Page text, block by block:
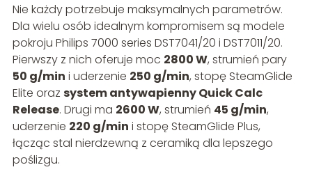
Nie każdy potrzebuje maksymalnych parametrów.
Dla wielu osób idealnym kompromisem są modele
pokroju Philips 7000 series DST7041/20 i DST7011/20.
Pierwszy z nich oferuje moc 2800 W, strumień pary
50 g/min i uderzenie 250 g/min, stopę SteamGlide
Elite oraz system antywapienny Quick Calc
Release. Drugi ma 2600 W, strumień 45 g/min,
uderzenie 220 g/min i stopę SteamGlide Plus,
łącząc stal nierdzewną z ceramiką dla lepszego
poślizgu.